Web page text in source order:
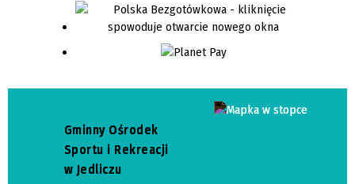
Gminny Ośrodek
Sportu i Rekreacji
w Jedliczu